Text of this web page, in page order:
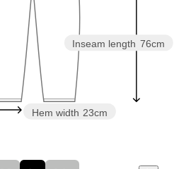
Inseam length 76cm
Hem width 23cm